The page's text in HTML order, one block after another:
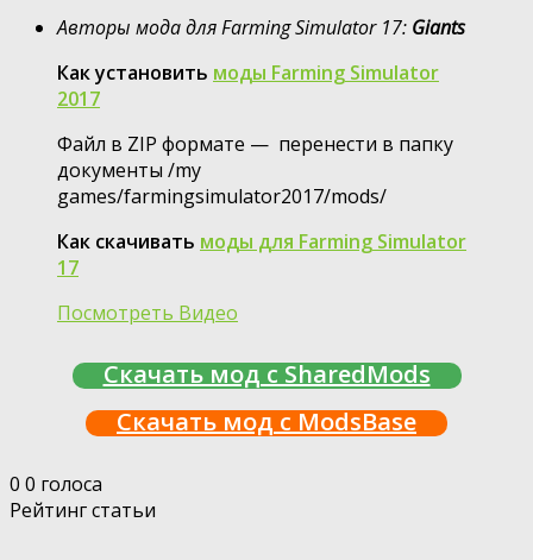
Авторы мода для Farming Simulator 17: Giants
Как установить моды Farming Simulator
2017
Файл в ZIP формате — перенести в папку
документы /my
games/farmingsimulator2017/mods/
Как скачивать моды для Farming Simulator
17
Посмотреть Видео
Скачать мод с SharedMods
Скачать мод с ModsBase
0 0 голоса
Рейтинг статьи